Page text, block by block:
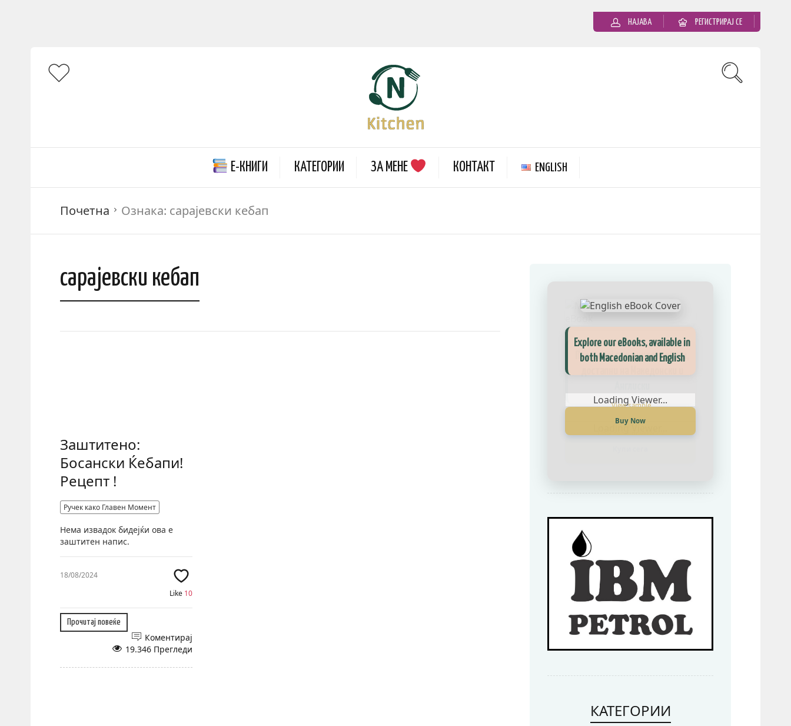
НАЈАВА РЕГИСТРИРАЈ СЕ
Е-КНИГИ КАТЕГОРИИ ЗА МЕНЕ КОНТАКТ ENGLISH
Почетна Ознака: сарајевски кебап
сарајевски кебап
Заштитено:
Босански Ќебапи!
Рецепт !
Ручек како Главен Момент
Нема извадок бидејќи ова е
заштитен напис.
18/08/2024
Like 10
Прочитај повеќе
Коментирај
19.346 Прегледи
Прегледај ги нашите е‑книги,
Loading Viewer...
Explore our eBooks, available in
both Macedonian and English
Loading Viewer...
Buy Now
КАТЕГОРИИ